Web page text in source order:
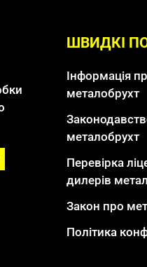
ШВИДКІ
Інформація
металобрухт
металобрухт
Перевірка
дилерів
Закон про
Політика